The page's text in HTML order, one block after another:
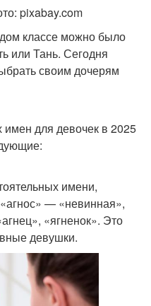
pixabay.com
классе можно было
или Тань. Сегодня
своим дочерям
для девочек в 2025
имени,
— «невинная»,
«ягненок». Это
девушки.